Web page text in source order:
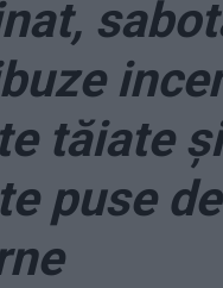
tăiate
puse de